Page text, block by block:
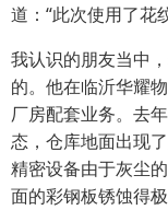
道：“此次使用了花
我认识的朋友当中
的。他在临沂华耀
厂房配套业务。去
态，仓库地面出现
精密设备由于灰尘
面的彩钢板锈蚀得